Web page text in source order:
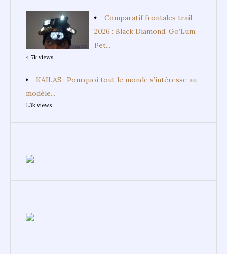
Comparatif frontales trail
2026 : Black Diamond, Go’Lum,
Pet...
4.7k views
KAILAS : Pourquoi tout le monde s’intéresse au
modèle...
1.3k views